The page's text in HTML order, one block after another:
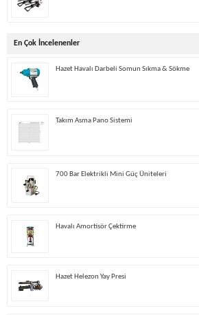
En Çok İncelenenler
Hazet Havalı Darbeli Somun Sıkma & Sökme
Takım Asma Pano Sistemi
700 Bar Elektrikli Mini Güç Üniteleri
Havalı Amortisör Çektirme
Hazet Helezon Yay Presi